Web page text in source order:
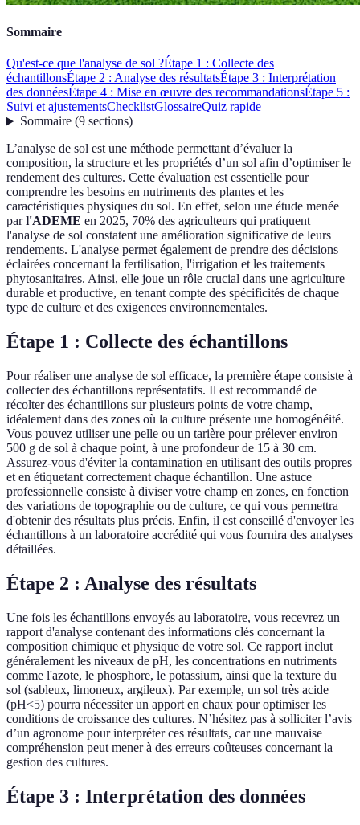
Sommaire
Qu'est-ce que l'analyse de sol ?Étape 1 : Collecte des
échantillonsÉtape 2 : Analyse des résultatsÉtape 3 : Interprétation
des donnéesÉtape 4 : Mise en œuvre des recommandationsÉtape 5 :
Suivi et ajustementsChecklistGlossaireQuiz rapide
Sommaire(9 sections)
L’analyse de sol est une méthode permettant d’évaluer la
composition, la structure et les propriétés d’un sol afin d’optimiser le
rendement des cultures. Cette évaluation est essentielle pour
comprendre les besoins en nutriments des plantes et les
caractéristiques physiques du sol. En effet, selon une étude menée
parl'ADEME en 2025, 70% des agriculteurs qui pratiquent
l'analyse de sol constatent une amélioration significative de leurs
rendements. L'analyse permet également de prendre des décisions
éclairées concernant la fertilisation, l'irrigation et les traitements
phytosanitaires. Ainsi, elle joue un rôle crucial dans une agriculture
durable et productive, en tenant compte des spécificités de chaque
type de culture et des exigences environnementales.
Étape 1 : Collecte des échantillons
Pour réaliser une analyse de sol efficace, la première étape consiste à
collecter des échantillons représentatifs. Il est recommandé de
récolter des échantillons sur plusieurs points de votre champ,
idéalement dans des zones où la culture présente une homogénéité.
Vous pouvez utiliser une pelle ou un tarière pour prélever environ
500 g de sol à chaque point, à une profondeur de 15 à 30 cm.
Assurez-vous d'éviter la contamination en utilisant des outils propres
et en étiquetant correctement chaque échantillon. Une astuce
professionnelle consiste à diviser votre champ en zones, en fonction
des variations de topographie ou de culture, ce qui vous permettra
d'obtenir des résultats plus précis. Enfin, il est conseillé d'envoyer les
échantillons à un laboratoire accrédité qui vous fournira des analyses
détaillées.
Étape 2 : Analyse des résultats
Une fois les échantillons envoyés au laboratoire, vous recevrez un
rapport d'analyse contenant des informations clés concernant la
composition chimique et physique de votre sol. Ce rapport inclut
généralement les niveaux de pH, les concentrations en nutriments
comme l'azote, le phosphore, le potassium, ainsi que la texture du
sol (sableux, limoneux, argileux). Par exemple, un sol très acide
(pH<5) pourra nécessiter un apport en chaux pour optimiser les
conditions de croissance des cultures. N’hésitez pas à solliciter l’avis
d’un agronome pour interpréter ces résultats, car une mauvaise
compréhension peut mener à des erreurs coûteuses concernant la
gestion des cultures.
Étape 3 : Interprétation des données